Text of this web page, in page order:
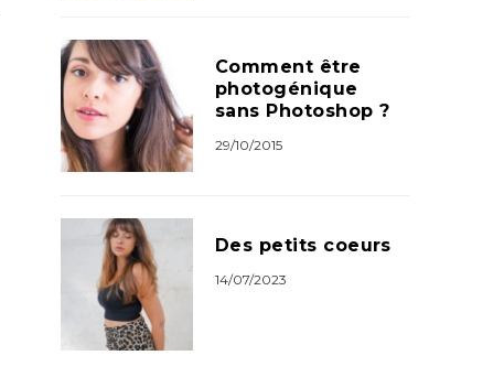
Comment être
photogénique
sans Photoshop ?
29/10/2015
Des petits coeurs
14/07/2023